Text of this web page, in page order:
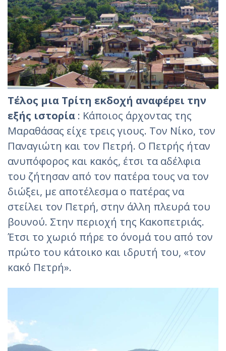
Τέλος μια Τρίτη εκδοχή αναφέρει την
εξής ιστορία : Κάποιος άρχοντας της
Μαραθάσας είχε τρεις γιους. Τον Νίκο, τον
Παναγιώτη και τον Πετρή. Ο Πετρής ήταν
ανυπόφορος και κακός, έτσι τα αδέλφια
του ζήτησαν από τον πατέρα τους να τον
διώξει, με αποτέλεσμα ο πατέρας να
στείλει τον Πετρή, στην άλλη πλευρά του
βουνού. Στην περιοχή της Κακοπετριάς.
Έτσι το χωριό πήρε το όνομά του από τον
πρώτο του κάτοικο και ιδρυτή του, «τον
κακό Πετρή».